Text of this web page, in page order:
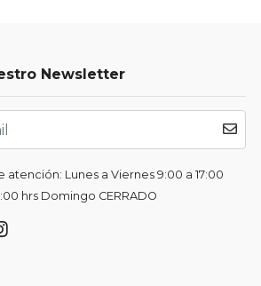
Newsletter
Lunes a Viernes 9:00 a 17:00
hrs Domingo CERRADO